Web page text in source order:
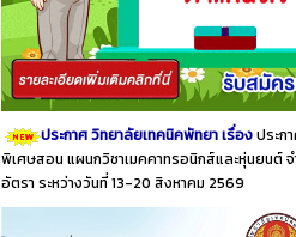
ประกาศ วิทยาลัยเทคนิคพัทยา เรื่องประก
พิเศษสอน แผนกวิชาเมคคาทรอนิกส์และหุ่นยนต์ จ
อัตรา ระหว่างวันที่ 13-20 สิงหาคม 2569